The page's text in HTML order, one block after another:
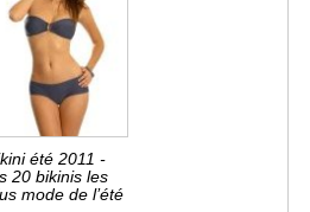
été 2011 -
20 bikinis les
mode de l’été